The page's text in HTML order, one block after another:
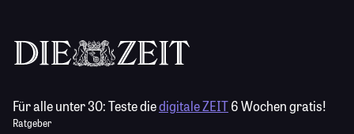
Für alle unter 30:Teste diedigitale ZEIT6 Wochen gratis!
Ratgeber